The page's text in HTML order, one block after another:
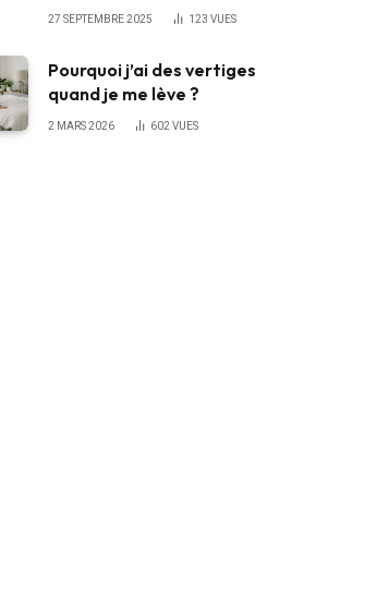
27 SEPTEMBRE 2025 123 VUES
Pourquoi j’ai des vertiges
quand je me lève ?
2 MARS 2026 602 VUES